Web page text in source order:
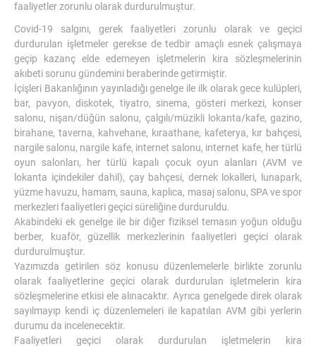
faaliyetler zorunlu olarak durdurulmuştur.
Covid-19 salgını, gerek faaliyetleri zorunlu olarak ve geçici
durdurulan işletmeler gerekse de tedbir amaçlı esnek çalışmaya
geçip kazanç elde edemeyen işletmelerin kira sözleşmelerinin
akıbeti sorunu gündemini beraberinde getirmiştir.
İçişleri Bakanlığının yayınladığı genelge ile ilk olarak gece kulüpleri,
bar, pavyon, diskotek, tiyatro, sinema, gösteri merkezi, konser
salonu, nişan/düğün salonu, çalgılı/müzikli lokanta/kafe, gazino,
birahane, taverna, kahvehane, kıraathane, kafeterya, kır bahçesi,
nargile salonu, nargile kafe, internet salonu, internet kafe, her türlü
oyun salonları, her türlü kapalı çocuk oyun alanları (AVM ve
lokanta içindekiler dahil), çay bahçesi, dernek lokalleri, lunapark,
yüzme havuzu, hamam, sauna, kaplıca, masaj salonu, SPA ve spor
merkezleri faaliyetleri geçici süreliğine durduruldu.
Akabindeki ek genelge ile bir diğer fiziksel temasın yoğun olduğu
berber, kuaför, güzellik merkezlerinin faaliyetleri geçici olarak
durdurulmuştur.
Yazımızda getirilen söz konusu düzenlemelerle birlikte zorunlu
olarak faaliyetlerine geçici olarak durdurulan işletmelerin kira
sözleşmelerine etkisi ele alınacaktır. Ayrıca genelgede direk olarak
sayılmayıp kendi iç düzenlemeleri ile kapatılan AVM gibi yerlerin
durumu da incelenecektir.
Faaliyetleri geçici olarak durdurulan işletmelerin kira